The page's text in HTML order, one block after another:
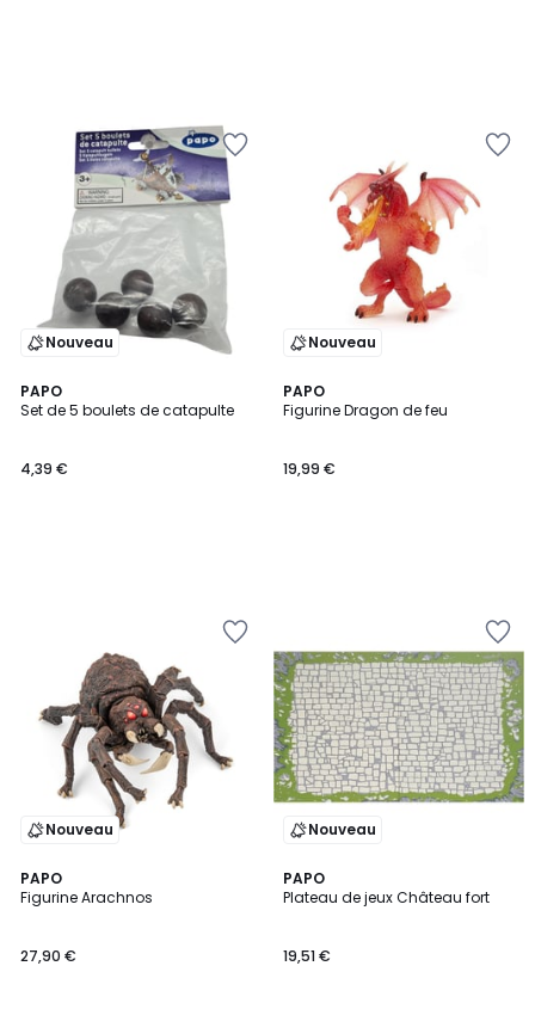
Nouveau
PAPO
Set de 5 boulets de catapulte
4,39 €
Nouveau
PAPO
Figurine Dragon de feu
19,99 €
Nouveau
PAPO
Figurine Arachnos
27,90 €
Nouveau
PAPO
Plateau de jeux Château fort
19,51 €